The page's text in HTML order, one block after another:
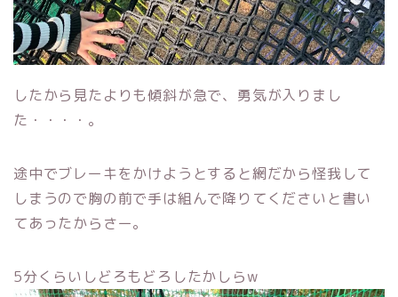
したから見たよりも傾斜が急で、勇気が入りまし
た・・・・。
途中でブレーキをかけようとすると網だから怪我して
しまうので胸の前で手は組んで降りてくださいと書い
てあったからさー。
5分くらいしどろもどろしたかしらw